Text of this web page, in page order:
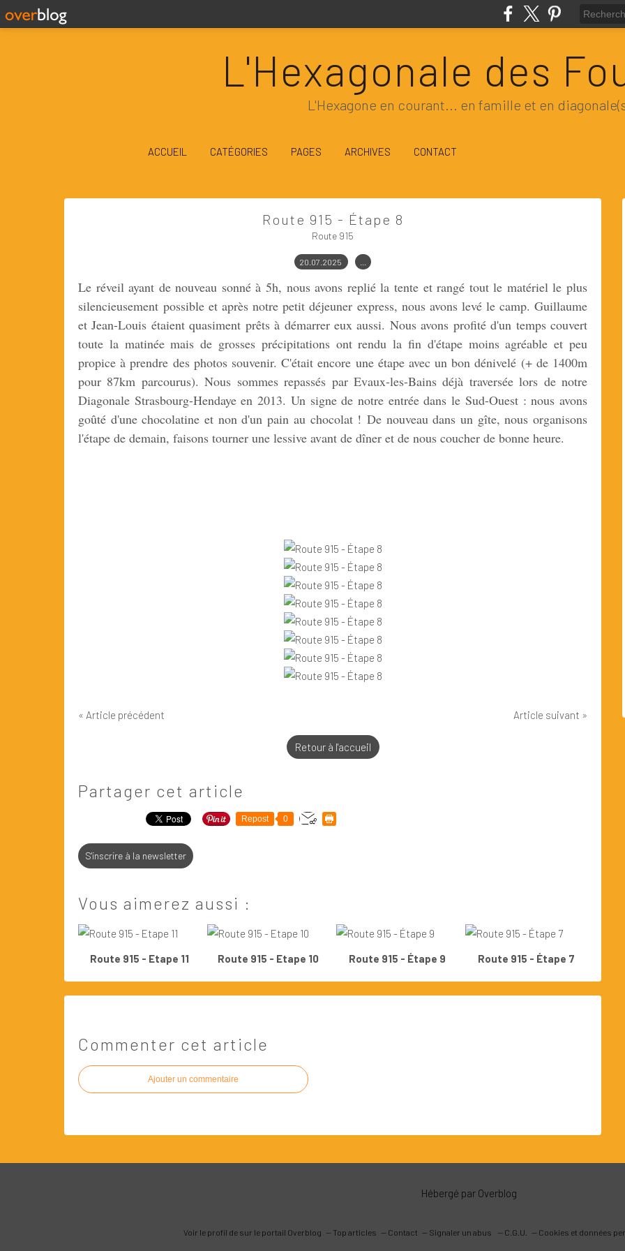
L'Hexagonale des
L'Hexagone en courant... en famille et en
ACCUEIL CATÉGORIES PAGES ARCHIVES CONTACT
Route 915 - Étape 8
Route 915
20.07.2025
Le réveil ayant de nouveau sonné à 5h, nous avons replié la tente et rangé tout le matériel le plus
silencieusement possible et après notre petit déjeuner express, nous avons levé le camp. Guillaume
et Jean-Louis étaient quasiment prêts à démarrer eux aussi. Nous avons profité d'un temps couvert
toute la matinée mais de grosses précipitations ont rendu la fin d'étape moins agréable et peu
propice à prendre des photos souvenir. C'était encore une étape avec un bon dénivelé (+ de 1400m
pour 87km parcourus). Nous sommes repassés par Evaux-les-Bains déjà traversée lors de notre
Diagonale Strasbourg-Hendaye en 2013. Un signe de notre entrée dans le Sud-Ouest : nous avons
goûté d'une chocolatine et non d'un pain au chocolat ! De nouveau dans un gîte, nous organisons
l'étape de demain, faisons tourner une lessive avant de dîner et de nous coucher de bonne heure.
« Article précédent Article suivant »
Retour à l'accueil
Partager cet article
Repost 0
S'inscrire à la newsletter
Vous aimerez aussi :
Route 915 - Etape 11 Route 915 - Etape 10 Route 915 - Étape 9 Route 915 - Étape 7
Commenter cet article
Ajouter un commentaire
Hébergé par Overblog
Voir le profil de sur le portail Overblog Top articles Contact Signaler un abus C.G.U. Cookies et données